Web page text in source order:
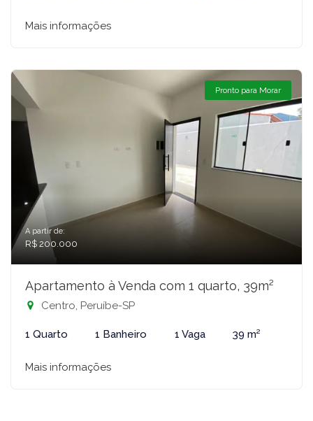
Mais informações
Pronto para Morar
A partir de:
R$ 200.000
Apartamento à Venda com 1 quarto, 39m²
Centro, Peruíbe-SP
1 Quarto 1 Banheiro 1 Vaga 39 m²
Mais informações